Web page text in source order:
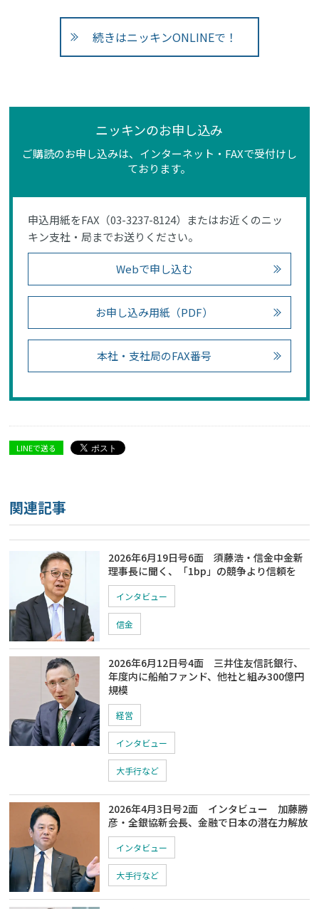
続きはニッキンONLINEで！
ニッキンのお申し込み
ご購読のお申し込みは、インターネット・FAXで受付けし
ております。
申込用紙をFAX（03-3237-8124）またはお近くのニッ
キン支社・局までお送りください。
Webで申し込む
お申し込み用紙（PDF）
本社・支社局のFAX番号
LINEで送る
関連記事
2026年6月19日号6面 須藤浩・信金中金新
理事長に聞く、「1bp」の競争より信頼を
インタビュー
信金
2026年6月12日号4面 三井住友信託銀行、
年度内に船舶ファンド、他社と組み300億円
規模
経営
インタビュー
大手行など
2026年4月3日号2面 インタビュー 加藤勝
彦・全銀協新会長、金融で日本の潜在力解放
インタビュー
大手行など